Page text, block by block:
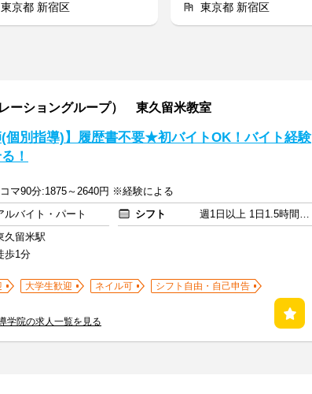
東京都 新宿区
東京都 新宿区
ーショングループ） 東久留米教室
(個別指導)】履歴書不要★初バイトOK！バイト経験
！
マ90分:1875～2640円 ※経験による
ルバイト・パート シフト
週1日以上 1日1.5時間以上
久留米駅
歩1分
大学生歓迎 ネイル可
シフト自由・自己申告
学院の求人一覧を見る